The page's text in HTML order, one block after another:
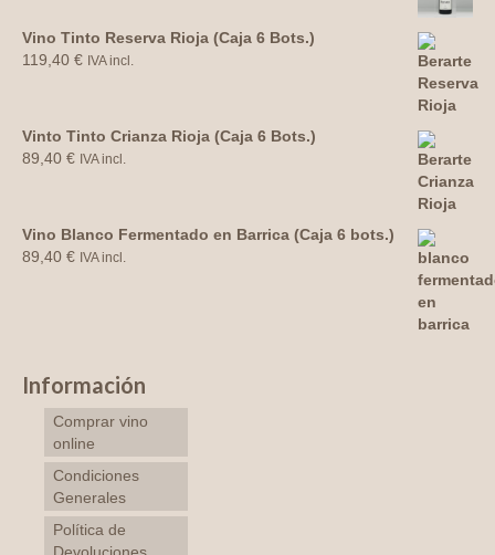
Vino Tinto Reserva Rioja (Caja 6 Bots.)
119,40 € IVA incl.
Vinto Tinto Crianza Rioja (Caja 6 Bots.)
89,40 € IVA incl.
Vino Blanco Fermentado en Barrica (Caja 6 bots.)
89,40 € IVA incl.
Información
Comprar vino
online
Condiciones
Generales
Política de